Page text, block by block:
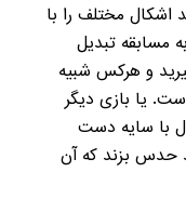
اشکال مختلف را با
مسابقه تبدیل
و هرکس شبیه
یا بازی دیگر
با سایه دست
حدس بزند که آن